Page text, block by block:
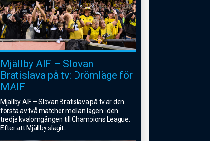
Mjällby AIF – Slovan
Bratislava på tv: Drömläge för
MAIF
Mjällby AIF – Slovan Bratislava på tv är den
första av två matcher mellan lagen i den
tredje kvalomgången till Champions League.
Efter att Mjällby slagit...